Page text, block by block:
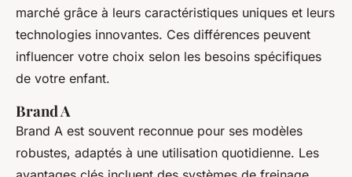
marché grâce à leurs caractéristiques uniques et leurs
technologies innovantes. Ces différences peuvent
influencer votre choix selon les besoins spécifiques
de votre enfant.
Brand A
Brand A est souvent reconnue pour ses modèles
robustes, adaptés à une utilisation quotidienne. Les